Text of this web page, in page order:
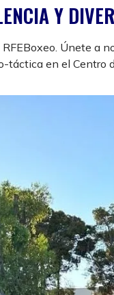
Y
RFEBoxeo. Únete
táctica en el Centro